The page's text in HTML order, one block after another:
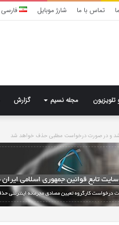
تماس با ما شارژ موبایل فارسی
تلویزیون مجله نسیم گزارش
و در صورت درخواست مطلبی حذف خواهد شد
سندرم
پرادر-
ویلی
چگونه
انجام
6 روز پیش